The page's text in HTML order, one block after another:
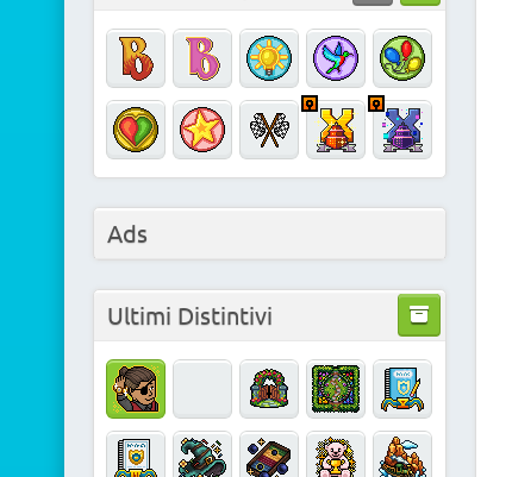
Ads
Ultimi Distintivi